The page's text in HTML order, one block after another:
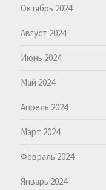
Октябрь 2024
Август 2024
Июнь 2024
Май 2024
Апрель 2024
Март 2024
Февраль 2024
Январь 2024